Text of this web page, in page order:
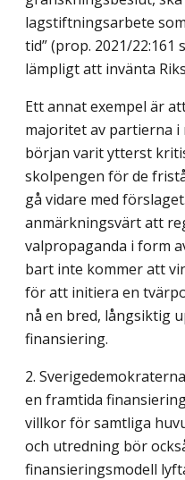
lagstiftningsarbete
tid” (prop. 2021/22:161
lämp­ligt att invänta
Ett annat exempel är
majoritet av partierna
början varit ytterst
skolpengen för de
gå vidare med
anmärknings­värt att
valpropaganda i form
bart inte kommer att
för att initiera en
nå en bred, långsiktig
finansiering.
2.
en framtida
villkor för samtliga
och utredning bör
finansieringsmodell